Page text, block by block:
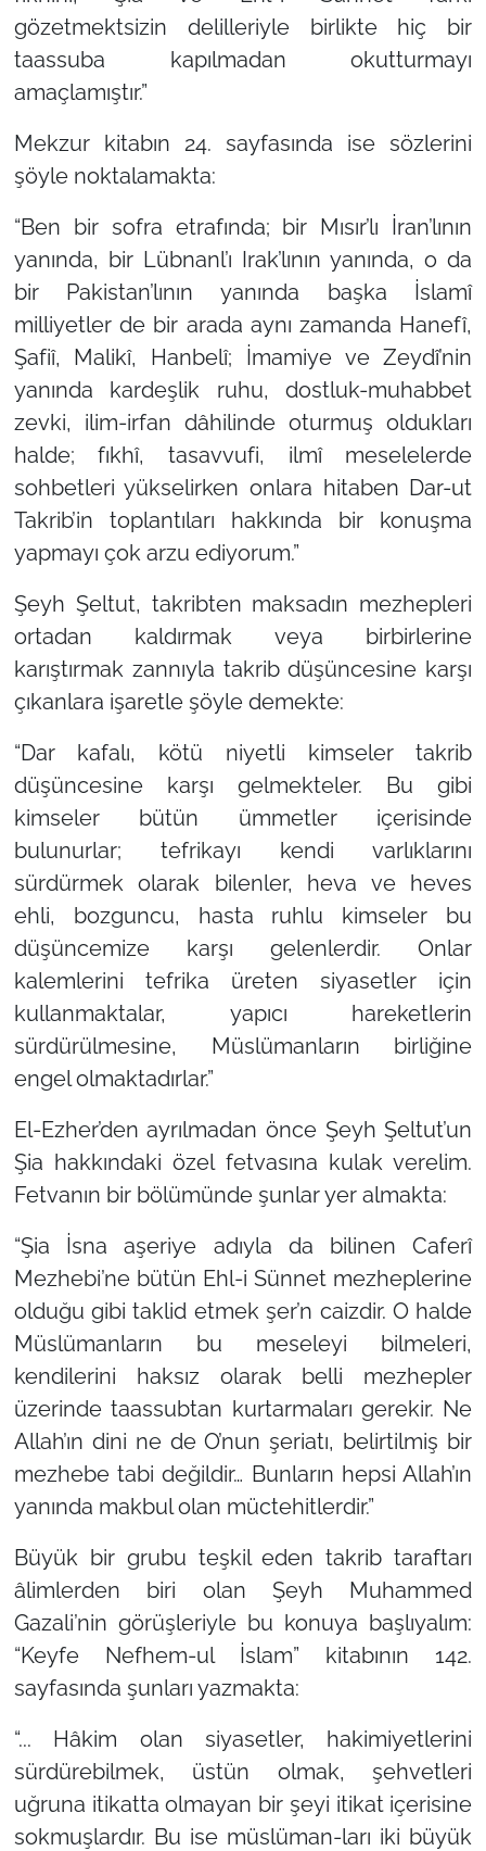
gözetmektsizin delilleriyle birlikte hiç bir
taassuba kapılmadan okutturmayı
amaçlamıştır.”
Mekzur kitabın 24. sayfasında ise sözlerini
şöyle noktalamakta:
“Ben bir sofra etrafında; bir Mısır’lı İran’lının
yanında, bir Lübnanl’ı Irak’lının yanında, o da
bir Pakistan’lının yanında başka İslamî
milliyetler de bir arada aynı zamanda Hanefî,
Şafiî, Malikî, Hanbelî; İmamiye ve Zeydî’nin
yanında kardeşlik ruhu, dostluk-muhabbet
zevki, ilim-irfan dâhilinde oturmuş oldukları
halde; fıkhî, tasavvufi, ilmî meselelerde
sohbetleri yükselirken onlara hitaben Dar-ut
Takrib’in toplantıları hakkında bir konuşma
yapmayı çok arzu ediyorum.”
Şeyh Şeltut, takribten maksadın mezhepleri
ortadan kaldırmak veya birbirlerine
karıştırmak zannıyla takrib düşüncesine karşı
çıkanlara işaretle şöyle demekte:
“Dar kafalı, kötü niyetli kimseler takrib
düşüncesine karşı gelmekteler. Bu gibi
kimseler bütün ümmetler içerisinde
bulunurlar; tefrikayı kendi varlıklarını
sürdürmek olarak bilenler, heva ve heves
ehli, bozguncu, hasta ruhlu kimseler bu
düşüncemize karşı gelenlerdir. Onlar
kalemlerini tefrika üreten siyasetler için
kullanmaktalar, yapıcı hareketlerin
sürdürülmesine, Müslümanların birliğine
engel olmaktadırlar.”
El-Ezher’den ayrılmadan önce Şeyh Şeltut’un
Şia hakkındaki özel fetvasına kulak verelim.
Fetvanın bir bölümünde şunlar yer almakta:
“Şia İsna aşeriye adıyla da bilinen Caferî
Mezhebi’ne bütün Ehl-i Sünnet mezheplerine
olduğu gibi taklid etmek şer’n caizdir. O halde
Müslümanların bu meseleyi bilmeleri,
kendilerini haksız olarak belli mezhepler
üzerinde taassubtan kurtarmaları gerekir. Ne
Allah’ın dini ne de O’nun şeriatı, belirtilmiş bir
mezhebe tabi değildir… Bunların hepsi Allah’ın
yanında makbul olan müctehitlerdir.”
Büyük bir grubu teşkil eden takrib taraftarı
âlimlerden biri olan Şeyh Muhammed
Gazali’nin görüşleriyle bu konuya başlıyalım:
“Keyfe Nefhem-ul İslam” kitabının 142.
sayfasında şunları yazmakta:
“... Hâkim olan siyasetler, hakimiyetlerini
sürdürebilmek, üstün olmak, şehvetleri
uğruna itikatta olmayan bir şeyi itikat içerisine
sokmuşlardır. Bu ise müslüman-ları iki büyük